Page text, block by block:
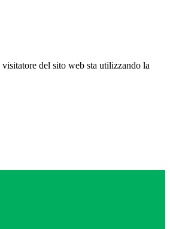
del sito web sta utilizzando la